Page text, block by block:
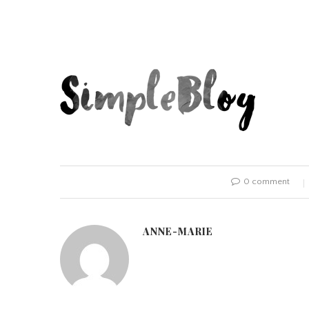
0 comment
ANNE-MARIE